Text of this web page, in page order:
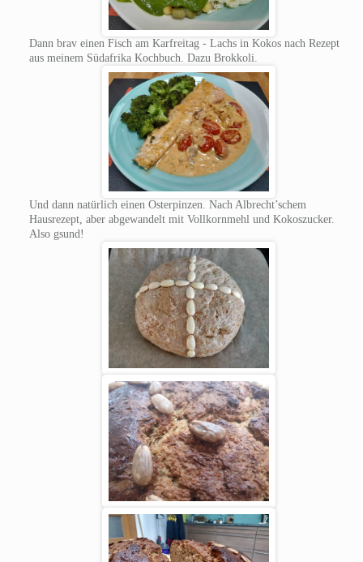
Dann brav einen Fisch am Karfreitag - Lachs in Kokos nach Rezept
aus meinem Südafrika Kochbuch. Dazu Brokkoli.
Und dann natürlich einen Osterpinzen. Nach Albrecht’schem
Hausrezept, aber abgewandelt mit Vollkornmehl und Kokoszucker.
Also gsund!